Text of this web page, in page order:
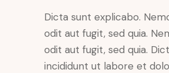
Dicta sunt explicabo.
odit aut fugit, sed quia.
odit aut fugit, sed quia.
incididunt ut labore et